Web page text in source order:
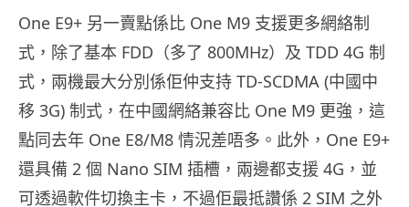
One E9+ 另一賣點係比 One M9 支援更多網絡制
式，除了基本 FDD（多了 800MHz）及 TDD 4G 制
式，兩機最大分別係佢仲支持 TD-SCDMA (中國中
移 3G) 制式，在中國網絡兼容比 One M9 更強，這
點同去年 One E8/M8 情況差唔多。此外，One E9+
還具備 2 個 Nano SIM 插槽，兩邊都支援 4G，並
可透過軟件切換主卡，不過佢最抵讚係 2 SIM 之外